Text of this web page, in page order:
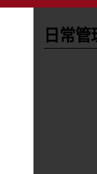
日常管